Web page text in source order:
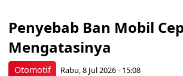
Otomotif
Penyebab Ban Mobil
Mengatasinya
Rabu, 8 Jul 2026 - 15:08